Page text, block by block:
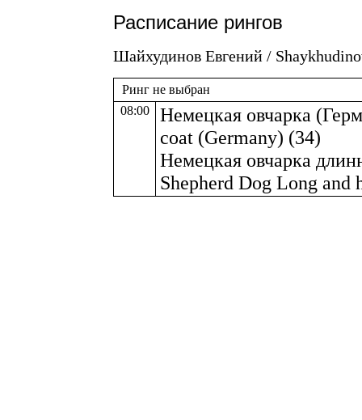
Расписание рингов
Шайхудинов Евгений /
Ринг не выбран
08:00
Немецкая овчарка
coat (Germany) (34)
Немецкая овчарка
Shepherd Dog Long and